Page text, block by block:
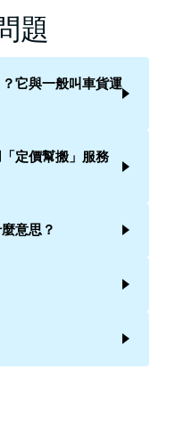
題
它與一般叫車貨運
定價幫搬」服務
意思？